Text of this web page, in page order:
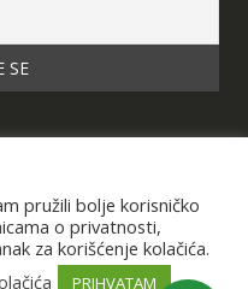
pružili bolje korisničko
o privatnosti,
za korišćenje kolačića.
PRIHVATAM